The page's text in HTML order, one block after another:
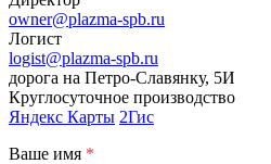
owner@plazma-spb.ru
Логист
logist@plazma-spb.ru
дорога на Петро-Славянку, 5И
Круглосуточное производство
Яндекс Карты 2Гис
Ваше имя *